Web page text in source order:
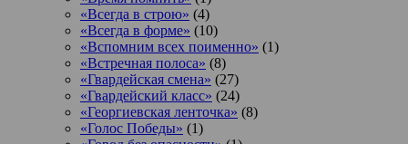
«Всегда в строю» (4)
«Всегда в форме» (10)
«Вспомним всех поименно» (1)
«Встречная полоса» (8)
«Гвардейская смена» (27)
«Гвардейский класс» (24)
«Георгиевская ленточка» (8)
«Голос Победы» (1)